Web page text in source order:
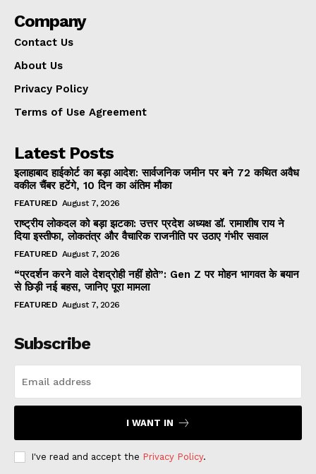
Company
Contact Us
About Us
Privacy Policy
Terms of Use Agreement
Latest Posts
इलाहाबाद हाईकोर्ट का बड़ा आदेश: सार्वजनिक जमीन पर बने 72 कथित अवैध
वकील चैंबर हटेंगे, 10 दिन का अंतिम मौका
FEATURED August 7, 2026
राष्ट्रीय लोकदल को बड़ा झटका: उत्तर प्रदेश अध्यक्ष डॉ. रामाशीष राय ने
दिया इस्तीफा, लोकतंत्र और वैचारिक राजनीति पर उठाए गंभीर सवाल
FEATURED August 7, 2026
“प्रदर्शन करने वाले देशद्रोही नहीं होते”: Gen Z पर मोहन भागवत के बयान
से छिड़ी नई बहस, जानिए पूरा मामला
FEATURED August 7, 2026
Subscribe
I WANT IN
I've read and accept the Privacy Policy.